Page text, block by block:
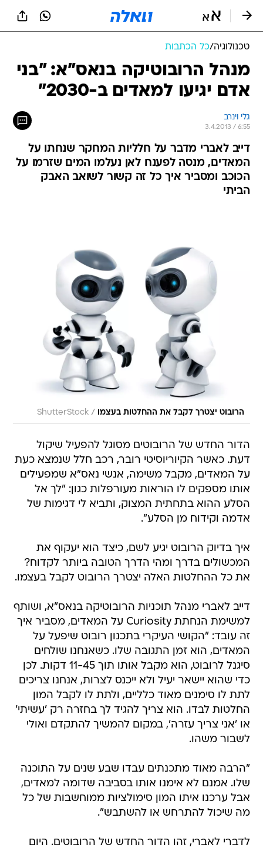
טכנולוגיה/כל הכתבות
מנהל הרובוטיקה בנאס"א: "בני
אדם יגיעו למאדים ב-2030"
גלי וינרב
3.4.2013 / 6:55
דייב לאברי מדבר על חלליות המחקר שנחתו על
המאדים, מנסה לפענח לאן נעלמו המים שזרמו על
הכוכב ומסביר איך כל זה קשור לשואב האבק
הביתי
הרובוט יצטרך לקבל את ההחלטות בעצמו /
ShutterStock
הדור החדש של הרובוטים מסוגל להפעיל שיקול
דעת. כאשר הקיוריוסיטי רובר, רכב חלל שנמצא כעת
על המאדים, מקבל משימה, אנשי נאס"א שמפעילים
אותו מספקים לו הוראות מעורפלות כגון: "לך אל
הסלע ההוא בתחתית המצוק, ותביא לי דגימות של
אדמה וקידוח מן הסלע".
איך בדיוק הרובוט יגיע לשם, כיצד הוא יעקוף את
המכשולים בדרך ומהי הדרך הטובה ביותר לקדוח?
את כל ההחלטות האלה יצטרך הרובוט לקבל בעצמו.
דייב לאברי מנהל תוכניות הרובוטיקה בנאס"א, ושותף
למשימת הנחתת Curiosity על המאדים, מסביר איך
זה עובד: "הקושי העיקרי בתכנון רובוט שיפעל על
המאדים, הוא זמן התגובה שלו. כשאנחנו שולחים
סיגנל לרובוט, הוא מקבל אותו תוך 11-45 דקות. לכן
כדי שהוא יישאר יעיל ולא ייכנס לצרות, אנחנו צריכים
לתת לו סימנים מאוד כלליים, ולתת לו לקבל המון
החלטות לבדו. הוא צריך להגיד לך בחזרה רק 'עשיתי'
או 'אני צריך עזרה', במקום להמשיך להתקדם ואולי
לשבור משהו.
"הרבה מאוד מתכנתים עבדו שבע שנים על התוכנה
שלו. אמנם לא אימנו אותו בסביבה שדומה למאדים,
אבל ערכנו איתו המון סימולציות ממוחשבות של כל
מה שיכול להתרחש או להשתבש".
לדברי לאברי, זהו הדור החדש של הרובוטים. היום